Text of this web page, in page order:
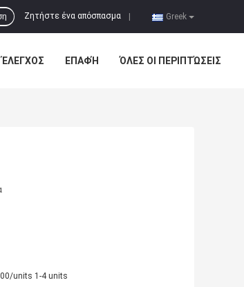
Greek
Ζητήστε ένα απόσπασμα
ΈΛΕΓΧΟΣ ΕΠΑΦΉ ΌΛΕΣ ΟΙ ΠΕΡΙΠΤΏΣΕΙΣ
units 1-4 units